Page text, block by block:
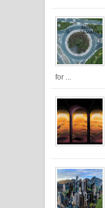
for ...